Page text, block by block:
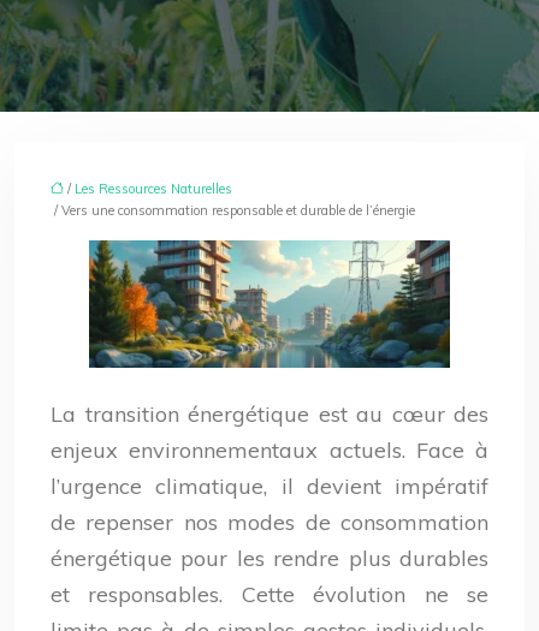
/ Les Ressources Naturelles
/ Vers une consommation responsable et durable de l’énergie
La transition énergétique est au cœur des
enjeux environnementaux actuels. Face à
l’urgence climatique, il devient impératif
de repenser nos modes de consommation
énergétique pour les rendre plus durables
et responsables. Cette évolution ne se